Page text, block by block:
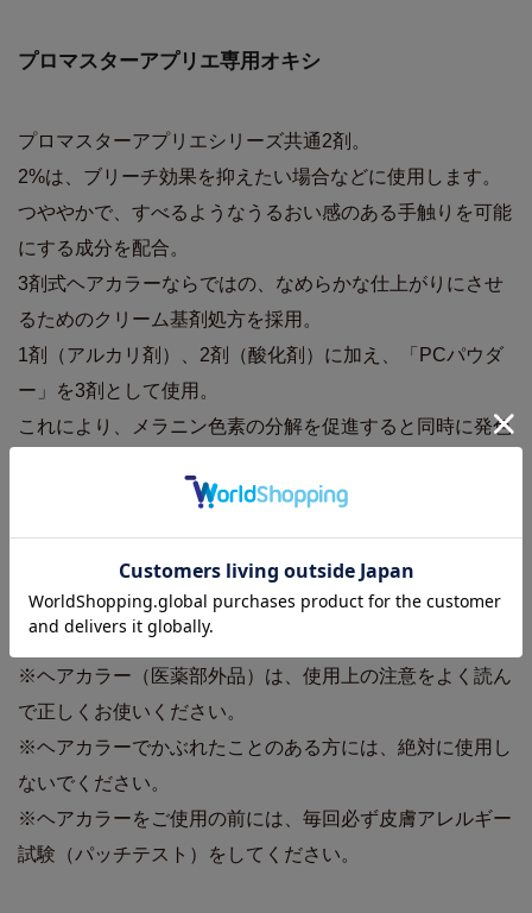
プロマスターアプリエ専用オキシ
プロマスターアプリエシリーズ共通2剤。
2%は、ブリーチ効果を抑えたい場合などに使用します。
つややかで、すべるようなうるおい感のある手触りを可能
にする成分を配合。
3剤式ヘアカラーならではの、なめらかな仕上がりにさせ
るためのクリーム基剤処方を採用。
1剤（アルカリ剤）、2剤（酸化剤）に加え、「PCパウダ
ー」を3剤として使用。
これにより、メラニン色素の分解を促進すると同時に発色
明度でも透明感のある濁りのない色味を実現。
PCパウダー(3剤)の効果を最大限発揮させながら、ダブル
プロセス時に起きやすいムラ染まりを防止することで、ハ
イ透明感の仕上がりをサポートします。
※ヘアカラー（医薬部外品）は、使用上の注意をよく読ん
で正しくお使いください。
※ヘアカラーでかぶれたことのある方には、絶対に使用し
ないでください。
※ヘアカラーをご使用の前には、毎回必ず皮膚アレルギー
試験（パッチテスト）をしてください。